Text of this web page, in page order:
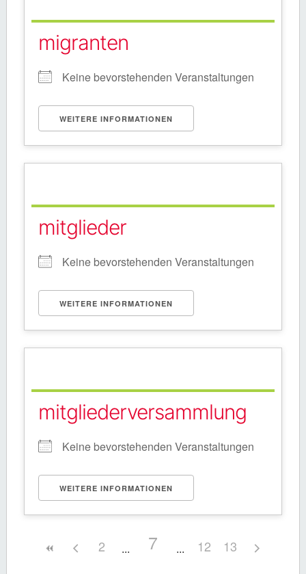
migranten
Keine bevorstehenden Veranstaltungen
WEITERE INFORMATIONEN
mitglieder
Keine bevorstehenden Veranstaltungen
WEITERE INFORMATIONEN
mitgliederversammlung
Keine bevorstehenden Veranstaltungen
WEITERE INFORMATIONEN
2 7 12 13